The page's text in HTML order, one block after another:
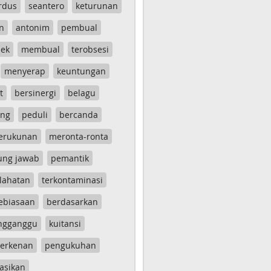
seantero
keturunan
antonim
pembual
membual
terobsesi
menyerap
keuntungan
bersinergi
belagu
peduli
bercanda
meronta-ronta
jawab
pemantik
terkontaminasi
berdasarkan
kuitansi
pengukuhan